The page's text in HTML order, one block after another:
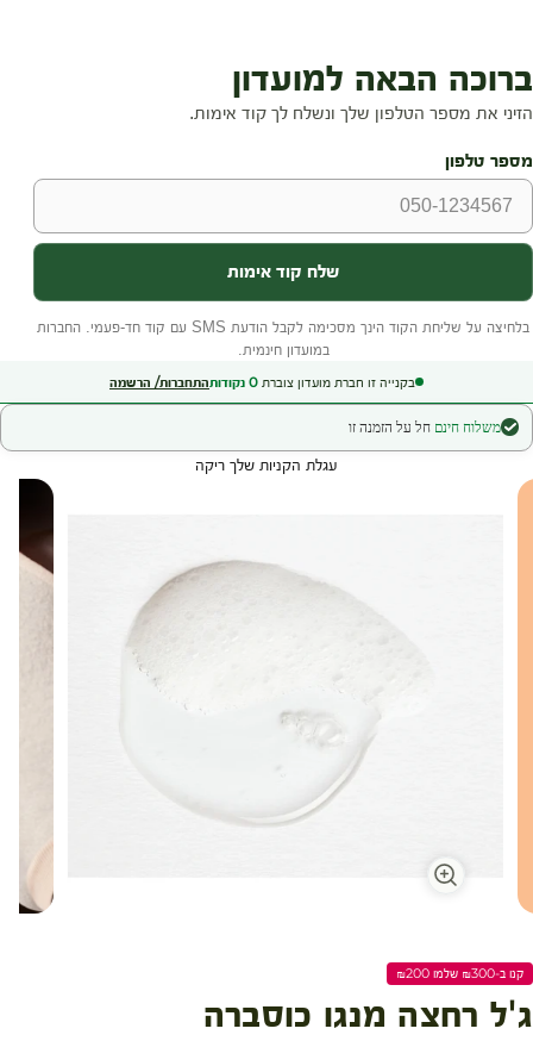
בקנייה זו חברת מועדון צוברת 0 נקודותהתחברות/ הרשמה
משלוח חינם חל על הזמנה זו
עגלת הקניות שלך ריקה
קנו ב-₪300 שלמו ₪200
ג'ל רחצה מנגו כוסברה